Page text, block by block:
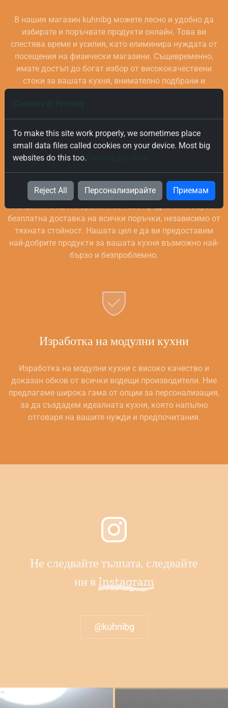
В нашия магазин kuhnibg можете лесно и удобно да
избирате и поръчвате продукти онлайн. Това ви
спестява време и усилия, като елиминира нуждата от
посещения на физически магазини. Същевременно,
имате достъп до богат избор от висококачествени
стоки за вашата кухня, внимателно подбрани и
Безплатна и Бърза Доставка
безплатна доставка на всички поръчки, независимо от
тяхната стойност. Нашата цел е да ви предоставим
най-добрите продукти за вашата кухня възможно най-
бързо и безпроблемно.
Изработка на модулни кухни
Изработка на модулни кухни с високо качество и
доказан обков от всички водещи производители. Ние
предлагаме широка гама от опции за персонализация,
за да създадем идеалната кухня, която напълно
отговаря на вашите нужди и предпочитания.
Не следвайте тълпата, следвайте
ни в Instagram
@kuhnibg
To make this site work properly, we sometimes place
small data files called cookies on your device. Most big
websites do this too.
Reject All Персонализирайте Приемам